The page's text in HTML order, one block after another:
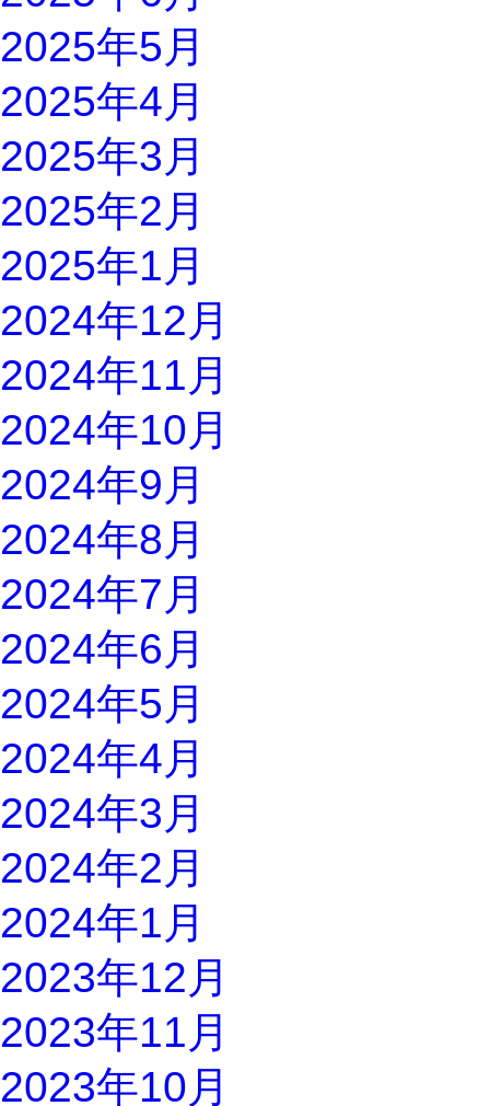
2025年5月
2025年4月
2025年3月
2025年2月
2025年1月
2024年12月
2024年11月
2024年10月
2024年9月
2024年8月
2024年7月
2024年6月
2024年5月
2024年4月
2024年3月
2024年2月
2024年1月
2023年12月
2023年11月
2023年10月